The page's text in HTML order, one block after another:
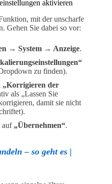
aktivieren
mit der unscharfe
Gehen Sie dabei so vor:
→ System → Anzeige.
zu finden).
„Korrigieren der
als „Lassen Sie
damit sie nicht
auf „Übernehmen“.
– so geht es |